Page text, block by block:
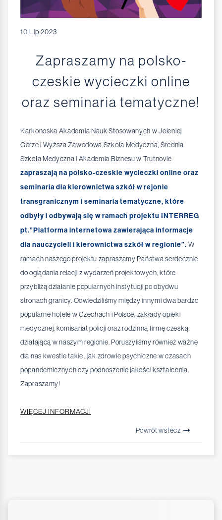
10 Lip 2023
Zapraszamy na polsko-
czeskie wycieczki online
oraz seminaria tematyczne!
Karkonoska Akademia Nauk Stosowanych w Jeleniej
Górze i Wyższa Zawodowa Szkoła Medyczna, Średnia
Szkoła Medyczna i Akademia Biznesu w Trutnovie
zapraszają na polsko-czeskie wycieczki online oraz
seminaria dla kierownictwa szkół w rejonie
transgranicznym i seminaria tematyczne, które
odbyły i odbywają się w ramach projektu INTERREG
pt.”Platforma internetowa zawierająca informacje
dla nauczycieli i kierownictwa szkół w regionie”. W
ramach naszego projektu zapraszamy Państwa serdecznie
do oglądania relacji z wydarzeń projektowych, które
przybliżą działanie popularnych instytucji po obydwu
stronach granicy. Odwiedziliśmy między innymi dwa bardzo
popularne hotele w Czechach i Polsce, zakłady opieki
medycznej, komisariat policji oraz rodzinną firmę czeską
działającą w naszym regionie. Poruszyliśmy również ważne
dla nas kwestie takie , jak zdrowie psychiczne w czasach
popandemicznych czy podnoszenie jakości kształcenia.
Zapraszamy!
WIĘCEJ INFORMACJI
Powrót wstecz